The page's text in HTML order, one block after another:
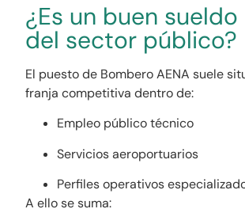
¿Es un buen
del sector público?
El puesto de Bombero AENA suele
franja competitiva dentro de:
Empleo público técnico
Servicios aeroportuarios
Perfiles operativos
A ello se suma: